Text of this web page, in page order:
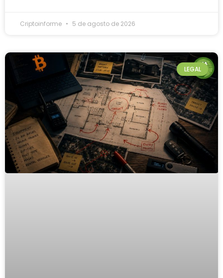
Criptoinforme 5 de agosto de 2026
LEGAL